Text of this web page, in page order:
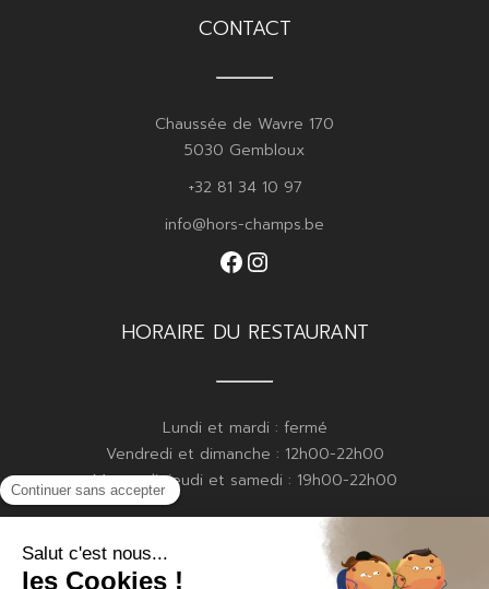
CONTACT
Chaussée de Wavre 170
5030 Gembloux
+32 81 34 10 97
info@hors-champs.be
Facebook
HORAIRE DU RESTAURANT
Lundi et mardi : fermé
Vendredi et dimanche : 12h00-22h00
Mercredi, jeudi et samedi : 19h00-22h00
HORAIRE DE LA BOULANGERIE